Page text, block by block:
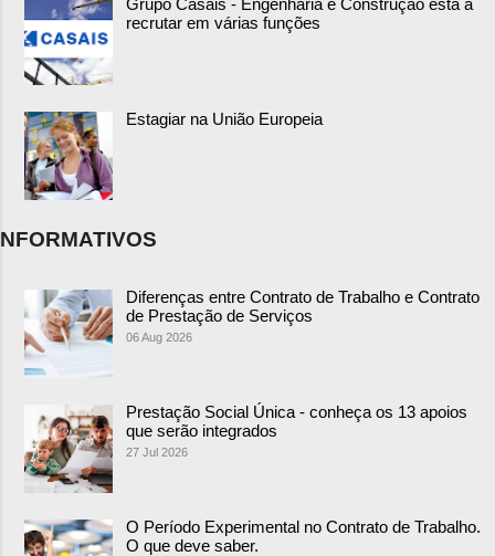
Grupo Casais - Engenharia e Construção está a
recrutar em várias funções
Estagiar na União Europeia
NFORMATIVOS
Diferenças entre Contrato de Trabalho e Contrato
de Prestação de Serviços
06 Aug 2026
Prestação Social Única - conheça os 13 apoios
que serão integrados
27 Jul 2026
O Período Experimental no Contrato de Trabalho.
O que deve saber.